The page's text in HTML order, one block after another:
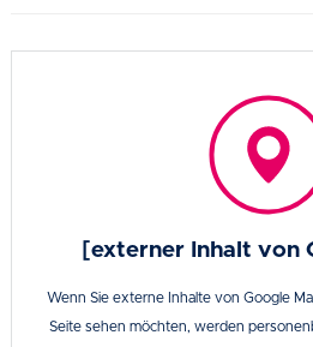
[externer Inhalt von
Wenn Sie externe Inhalte von Google
Seite sehen möchten, werden